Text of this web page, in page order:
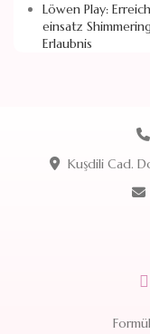
Löwen Play:
einsatz
Erlaubnis
Kuşdili Cad.